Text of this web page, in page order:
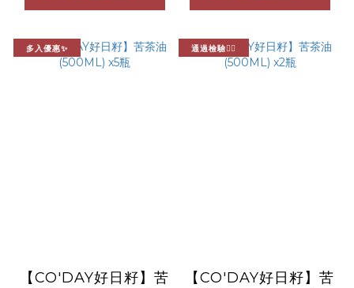
多入優惠✨
【CO'DAY好日籽】苦
通過檢驗👍🏻
【CO'DAY好日籽】苦